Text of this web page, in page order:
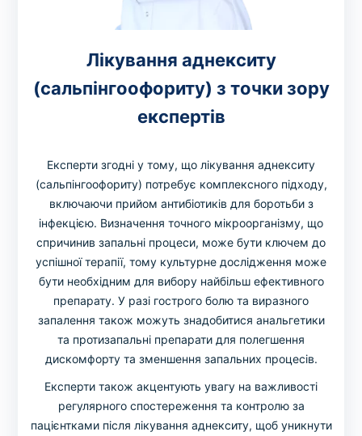
Лікування аднекситу
(сальпінгоофориту) з точки зору
експертів
Експерти згодні у тому, що лікування аднекситу
(сальпінгоофориту) потребує комплексного підходу,
включаючи прийом антибіотиків для боротьби з
інфекцією. Визначення точного мікроорганізму, що
спричинив запальні процеси, може бути ключем до
успішної терапії, тому культурне дослідження може
бути необхідним для вибору найбільш ефективного
препарату. У разі гострого болю та виразного
запалення також можуть знадобитися анальгетики
та протизапальні препарати для полегшення
дискомфорту та зменшення запальних процесів.
Експерти також акцентують увагу на важливості
регулярного спостереження та контролю за
пацієнтками після лікування аднекситу, щоб уникнути